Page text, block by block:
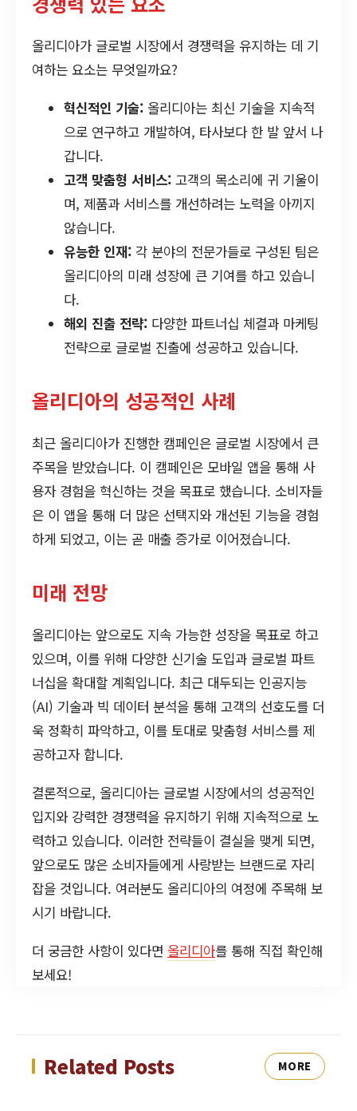
올리디아가 글로벌 시장에서 경쟁력을 유지하는 데 기
여하는 요소는 무엇일까요?
혁신적인 기술: 올리디아는 최신 기술을 지속적
으로 연구하고 개발하여, 타사보다 한 발 앞서 나
갑니다.
고객 맞춤형 서비스: 고객의 목소리에 귀 기울이
며, 제품과 서비스를 개선하려는 노력을 아끼지
않습니다.
유능한 인재: 각 분야의 전문가들로 구성된 팀은
올리디아의 미래 성장에 큰 기여를 하고 있습니
다.
해외 진출 전략: 다양한 파트너십 체결과 마케팅
전략으로 글로벌 진출에 성공하고 있습니다.
올리디아의 성공적인 사례
최근 올리디아가 진행한 캠페인은 글로벌 시장에서 큰
주목을 받았습니다. 이 캠페인은 모바일 앱을 통해 사
용자 경험을 혁신하는 것을 목표로 했습니다. 소비자들
은 이 앱을 통해 더 많은 선택지와 개선된 기능을 경험
하게 되었고, 이는 곧 매출 증가로 이어졌습니다.
미래 전망
올리디아는 앞으로도 지속 가능한 성장을 목표로 하고
있으며, 이를 위해 다양한 신기술 도입과 글로벌 파트
너십을 확대할 계획입니다. 최근 대두되는 인공지능
(AI) 기술과 빅 데이터 분석을 통해 고객의 선호도를 더
욱 정확히 파악하고, 이를 토대로 맞춤형 서비스를 제
공하고자 합니다.
결론적으로, 올리디아는 글로벌 시장에서의 성공적인
입지와 강력한 경쟁력을 유지하기 위해 지속적으로 노
력하고 있습니다. 이러한 전략들이 결실을 맺게 되면,
앞으로도 많은 소비자들에게 사랑받는 브랜드로 자리
잡을 것입니다. 여러분도 올리디아의 여정에 주목해 보
시기 바랍니다.
더 궁금한 사항이 있다면 올리디아를 통해 직접 확인해
보세요!
Related Posts MORE